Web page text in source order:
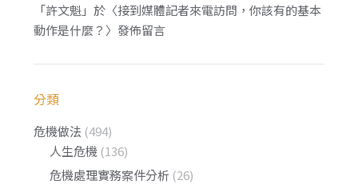
「許文魁」於〈接到媒體記者來電訪問，你該有的基本
動作是什麼？ 〉發佈留言
分類
危機做法 (494)
人生危機 (136)
危機處理實務案件分析 (26)